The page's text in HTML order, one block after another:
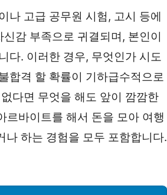
나 고급 공무원 시험, 고시 등에
감 부족으로 귀결되며, 본인이
다. 이러한 경우, 무엇인가 시도
합격 할 확률이 기하급수적으로
다면 무엇을 해도 앞이 깜깜한
르바이트를 해서 돈을 모아 여행
하는 경험을 모두 포함합니다.